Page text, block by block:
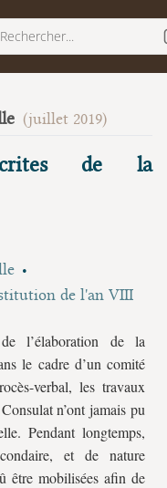
Rechercher...
(juillet 2019)
de la
de l'an VIII
l’élaboration de la
le cadre d’un comité
verbal, les travaux
n’ont jamais pu
Pendant longtemps,
et de nature
être mobilisées afin de